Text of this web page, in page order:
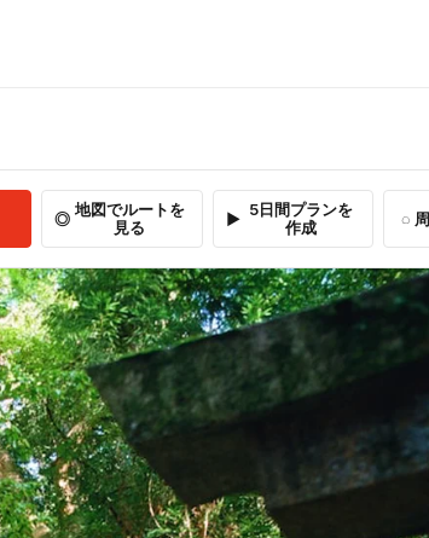
地図でルートを
見る
5日間プランを
作成